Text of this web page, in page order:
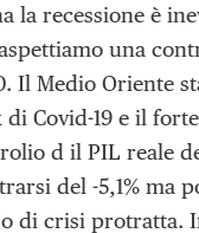
la recessione è
una
Il Medio Oriente
Covid-19 e il
d il PIL reale
del -5,1% ma
di crisi protratta.